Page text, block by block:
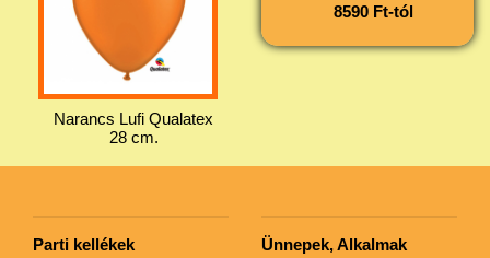
Narancs Lufi Qualatex
28 cm.
8590 Ft-tól
Parti kellékek Ünnepek, Alkalmak